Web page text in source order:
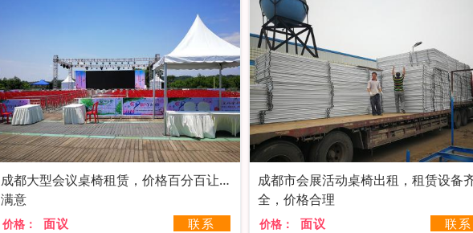
成都大型会议桌椅租赁，价格百分百让您
满意
价格： 面议 联系
成都市会展活动桌椅出租，租赁设备
全，价格合理
价格： 面议 联系